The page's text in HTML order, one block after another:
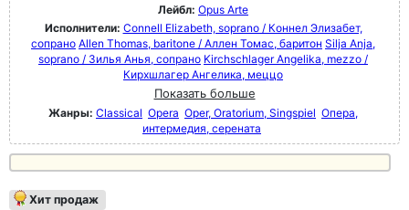
Лейбл: Opus Arte
Исполнители: Connell Elizabeth, soprano / Коннел Элизабет,
сопрано Allen Thomas, baritone / Аллен Томас, баритон Silja Anja,
soprano / Зилья Анья, сопрано Kirchschlager Angelika, mezzo /
Кирхшлагер Ангелика, меццо
Показать больше
Жанры: Classical Opera Oper, Oratorium, Singspiel Опера,
интермедия, серената
Хит продаж